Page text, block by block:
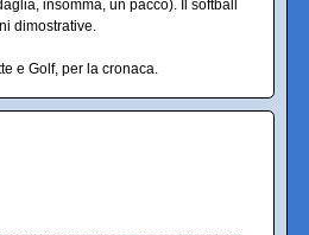
insomma, un pacco). Il softball
dimostrative.
e Golf, per la cronaca.